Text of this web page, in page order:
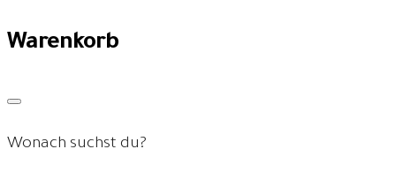
Warenkorb
Wonach suchst du?